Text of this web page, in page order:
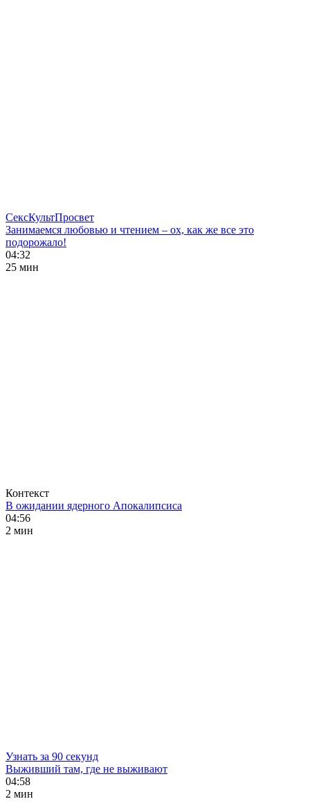
СексКультПросвет
Занимаемся любовью и чтением – ох, как же все это
подорожало!
04:32
25 мин
Контекст
В ожидании ядерного Апокалипсиса
04:56
2 мин
Узнать за 90 секунд
Выживший там, где не выживают
04:58
2 мин